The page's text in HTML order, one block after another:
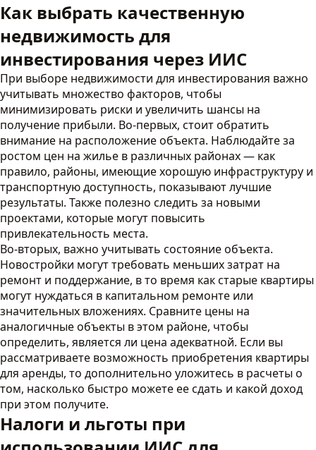
Как выбрать качественную
недвижимость для
инвестирования через ИИС
При выборе недвижимости для инвестирования важно
учитывать множество факторов, чтобы
минимизировать риски и увеличить шансы на
получение прибыли. Во-первых, стоит обратить
внимание на расположение объекта. Наблюдайте за
ростом цен на жилье в различных районах — как
правило, районы, имеющие хорошую инфраструктуру и
транспортную доступность, показывают лучшие
результаты. Также полезно следить за новыми
проектами, которые могут повысить
привлекательность места.
Во-вторых, важно учитывать состояние объекта.
Новостройки могут требовать меньших затрат на
ремонт и поддержание, в то время как старые квартиры
могут нуждаться в капитальном ремонте или
значительных вложениях. Сравните цены на
аналогичные объекты в этом районе, чтобы
определить, является ли цена адекватной. Если вы
рассматриваете возможность приобретения квартиры
для аренды, то дополнительно уложитесь в расчеты о
том, насколько быстро можете ее сдать и какой доход
при этом получите.
Налоги и льготы при